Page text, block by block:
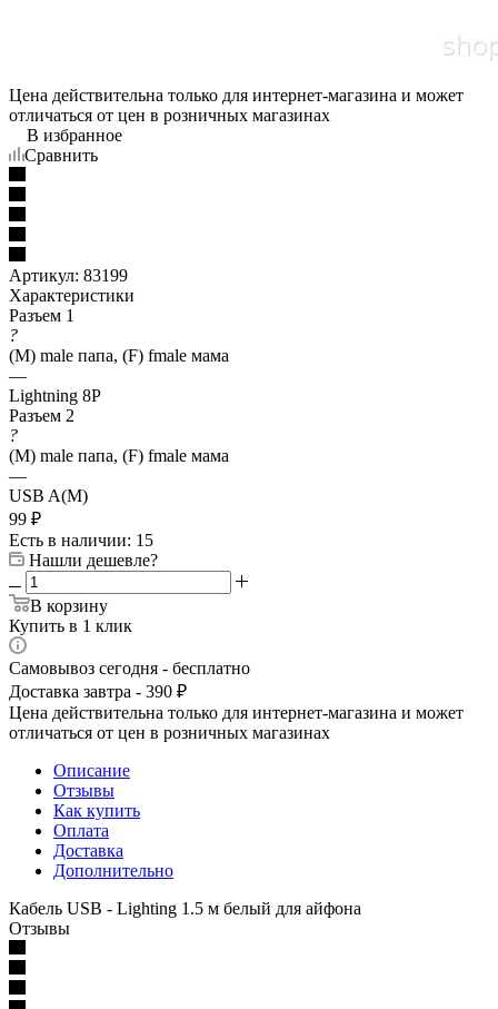
Цена действительна только для интернет-магазина и может
отличаться от цен в розничных магазинах
В избранное
Сравнить
Артикул: 83199
Характеристики
Разъем 1
?
(M) male папа, (F) fmale мама
—
Lightning 8P
Разъем 2
?
(M) male папа, (F) fmale мама
—
USB A(M)
99 ₽
Есть в наличии: 15
Нашли дешевле?
В корзину
Купить в 1 клик
Самовывоз сегодня - бесплатно
Доставка завтра - 390 ₽
Цена действительна только для интернет-магазина и может
отличаться от цен в розничных магазинах
Описание
Отзывы
Как купить
Оплата
Доставка
Дополнительно
Кабель USB - Lighting 1.5 м белый для айфона
Отзывы